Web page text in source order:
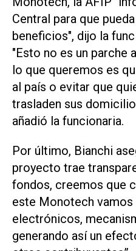
Central para que
beneficios", dijo la
"Esto no es un parche
lo que queremos es
al país o evitar que
trasladen sus
añadió la funcionaria.
Por último, Bianchi
proyecto trae
fondos, creemos que
este Monotech vamos
electrónicos,
generando así un